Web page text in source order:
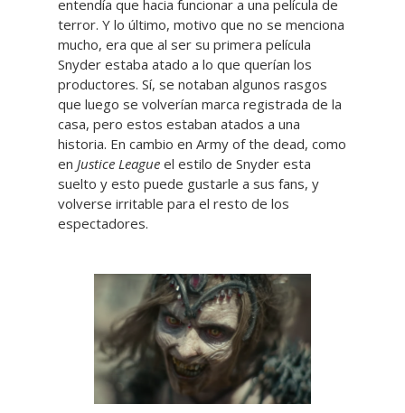
entendía que hacia funcionar a una película de
terror. Y lo último, motivo que no se menciona
mucho, era que al ser su primera película
Snyder estaba atado a lo que querían los
productores. Sí, se notaban algunos rasgos
que luego se volverían marca registrada de la
casa, pero estos estaban atados a una
historia. En cambio en Army of the dead, como
en Justice League el estilo de Snyder esta
suelto y esto puede gustarle a sus fans, y
volverse irritable para el resto de los
espectadores.